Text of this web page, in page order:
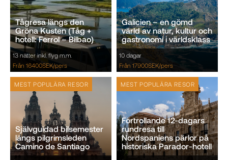
Tågresa längs den
Gröna Kusten (Tåg +
hotell: Ferrol – Bilbao)
13 nätter inkl. flyg m.m.
Från 16400SEK/pers
Galicien – en gömd
värld av natur, kultur och
gastronomi i världsklass
10 dagar
Från 17900SEK/pers
MEST POPULÄRA RESOR
Självguidad bilsemester
längs pilgrimsleden
Camino de Santiago
MEST POPULÄRA RESOR
Förtrollande 12-dagars
rundresa till
Nordspaniens pärlor på
historiska Parador-hotell